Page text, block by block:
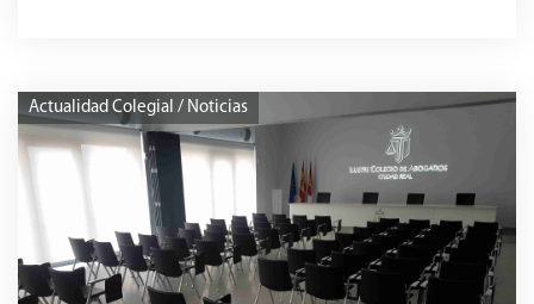
Actualidad Colegial / Noticias